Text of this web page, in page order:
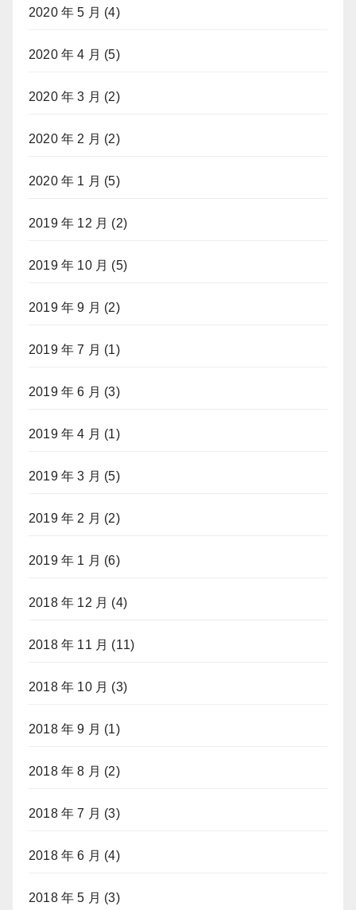
2020 年 5 月 (4)
2020 年 4 月 (5)
2020 年 3 月 (2)
2020 年 2 月 (2)
2020 年 1 月 (5)
2019 年 12 月 (2)
2019 年 10 月 (5)
2019 年 9 月 (2)
2019 年 7 月 (1)
2019 年 6 月 (3)
2019 年 4 月 (1)
2019 年 3 月 (5)
2019 年 2 月 (2)
2019 年 1 月 (6)
2018 年 12 月 (4)
2018 年 11 月 (11)
2018 年 10 月 (3)
2018 年 9 月 (1)
2018 年 8 月 (2)
2018 年 7 月 (3)
2018 年 6 月 (4)
2018 年 5 月 (3)